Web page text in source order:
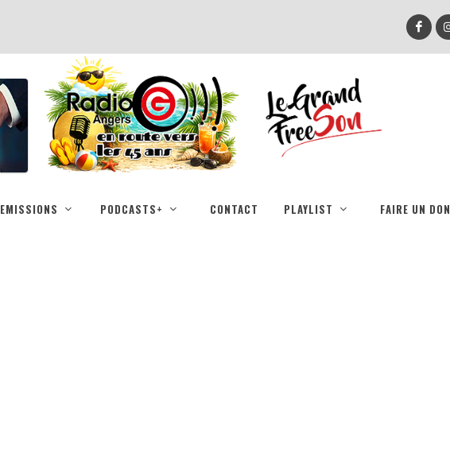
EMISSIONS PODCASTS+ CONTACT PLAYLIST FAIRE UN DON